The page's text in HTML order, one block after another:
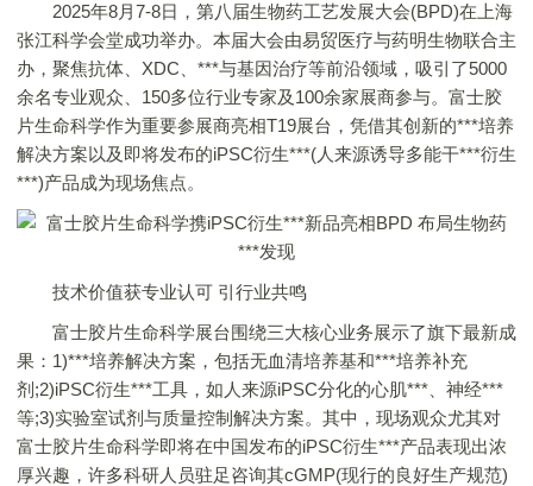
2025年8月7-8日，第八届生物药工艺发展大会(BPD)在上海
张江科学会堂成功举办。本届大会由易贸医疗与药明生物联合主
办，聚焦抗体、XDC、***与基因治疗等前沿领域，吸引了5000
余名专业观众、150多位行业专家及100余家展商参与。富士胶
片生命科学作为重要参展商亮相T19展台，凭借其创新的***培养
解决方案以及即将发布的iPSC衍生***(人来源诱导多能干***衍生
***)产品成为现场焦点。
技术价值获专业认可 引行业共鸣
富士胶片生命科学展台围绕三大核心业务展示了旗下最新成
果：1)***培养解决方案，包括无血清培养基和***培养补充
剂;2)iPSC衍生***工具，如人来源iPSC分化的心肌***、神经***
等;3)实验室试剂与质量控制解决方案。其中，现场观众尤其对
富士胶片生命科学即将在中国发布的iPSC衍生***产品表现出浓
厚兴趣，许多科研人员驻足咨询其cGMP(现行的良好生产规范)